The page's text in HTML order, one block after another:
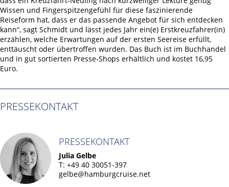
Wissen und Fingerspitzengefühl für diese faszinierende
Reiseform hat, dass er das passende Angebot für sich entdecken
kann“, sagt Schmidt und lässt jedes Jahr ein(e) Erstkreuzfahrer(in)
erzählen, welche Erwartungen auf der ersten Seereise erfüllt,
enttäuscht oder übertroffen wurden. Das Buch ist im Buchhandel
und in gut sortierten Presse-Shops erhältlich und kostet 16,95
Euro.
PRESSEKONTAKT
PRESSEKONTAKT
Julia Gelbe
T: +49 40 30051-397
gelbe@hamburgcruise.net